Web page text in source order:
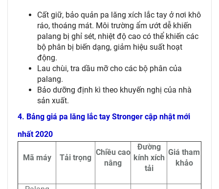
Cất giữ, bảo quản pa lăng xích lắc tay ở nơi khô
ráo, thoáng mát. Môi trường ẩm ướt dễ khiến
palang bị ghỉ sét, nhiệt độ cao có thể khiến các
bộ phân bị biến dạng, giảm hiệu suất hoạt
động.
Lau chùi, tra dầu mỡ cho các bộ phân của
palang.
Bảo dưỡng định kì theo khuyến nghị của nhà
sản xuất.
4. Bảng giá pa lăng lắc tay Stronger cập nhật mới
nhất 2020
Mã máy Tải trọng
Chiều cao
nâng
Đường
kính xích
tải
Giá tham
khảo